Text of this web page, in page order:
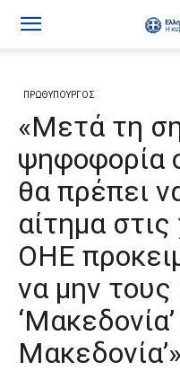
ΠΡΩΘΥΠΟΥΡΓΟΣ
«Μετά τη
ψηφοφορία
θα πρέπει
αίτημα
ΟΗΕ
να μην
Μακεδονία’»